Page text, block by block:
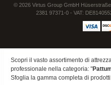
© 2026 Virtus Group GmbH
2381 97371-0 - VAT:
Scopri il vasto assortimento di
professionale nella categoria: "
Sfoglia la gamma completa di